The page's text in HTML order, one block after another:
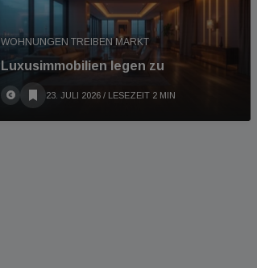
WOHNUNGEN TREIBEN MARKT
Luxusimmobilien legen zu
23. JULI 2026 / LESEZEIT 2 MIN